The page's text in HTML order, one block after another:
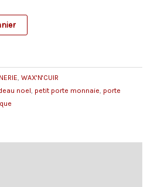
, WAX'N'CUIR
noel, petit porte monnaie, porte